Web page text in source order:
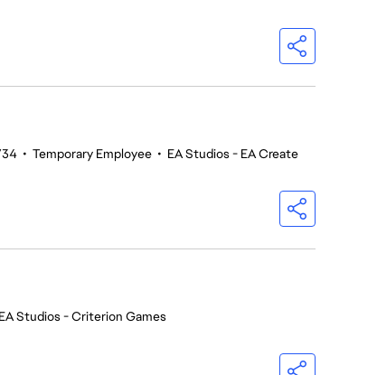
• Temporary Employee • EA Studios - EA Create
EA Studios - Criterion Games